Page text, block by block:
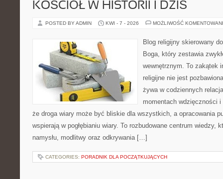
KOŚCIÓŁ W HISTORII I DZIŚ
POSTED BY ADMIN KWI - 7 - 2026 MOŻLIWOŚĆ
Blog religijny skierowany
Boga, który zestawia
wewnętrznym. To zakątek
religijne nie jest
żywa w codziennych
momentach wdzięczności
że droga wiary może być bliskie dla wszystkich, a opracowania
wspierają w pogłębianiu wiary. To rozbudowane centrum wiedzy,
namysłu, modlitwy oraz odkrywania […]
CATEGORIES: PORADNIK DLA POCZĄTKUJĄCYCH